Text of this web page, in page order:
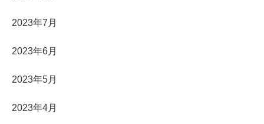
2023年7月
2023年6月
2023年5月
2023年4月